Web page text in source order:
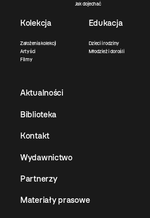
Jak dojechać
Kolekcja
Założenia kolekcji
Artyści
Filmy
Edukacja
Dzieci i rodziny
Młodzież i dorośli
Aktualności
Biblioteka
Kontakt
Wydawnictwo
Partnerzy
Materiały prasowe